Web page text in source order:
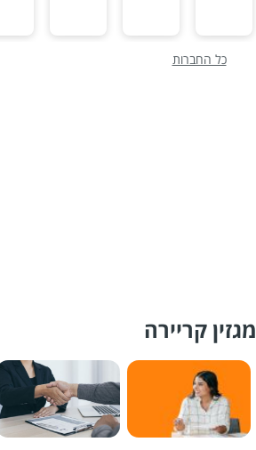
כל החברות
מגזין קריירה